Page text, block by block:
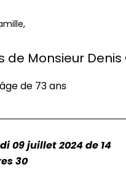
Monsieur Denis
de 73 ans
09 juillet 2024 de 14
30